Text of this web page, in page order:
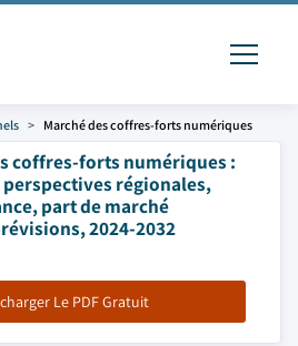
Marché des coffres-forts numériques
coffres-forts numériques :
régionales,
part de marché
2024-2032
Le PDF Gratuit